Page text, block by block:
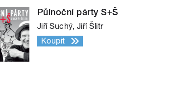
Půlnoční párty S+Š
Jiří Suchý, Jiří Šlitr
Koupit